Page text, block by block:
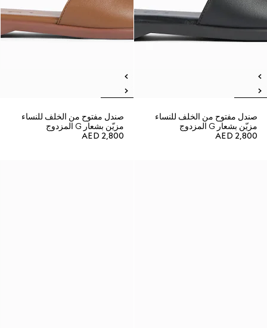
صندل مفتوح من الخلف للنساء
مزيّن بشعار G المزدوج
AED 2,800
صندل مفتوح من الخلف للنساء
مزيّن بشعار G المزدوج
AED 2,800